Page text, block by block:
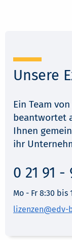
0 21 91 -
Mo - Fr 8:30 bis
lizenzen@edv-